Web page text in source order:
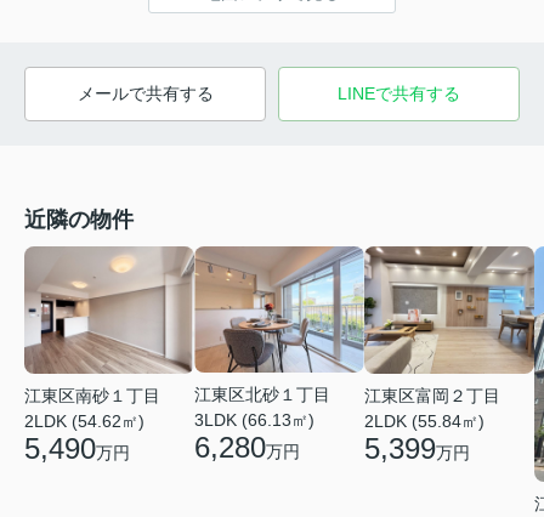
メールで共有する LINEで共有する
近隣の物件
江東区南砂１丁目
2LDK (54.62㎡)
5,490万円
江東区北砂１丁目
3LDK (66.13㎡)
6,280万円
江東区富岡２丁目
2LDK (55.84㎡)
5,399万円